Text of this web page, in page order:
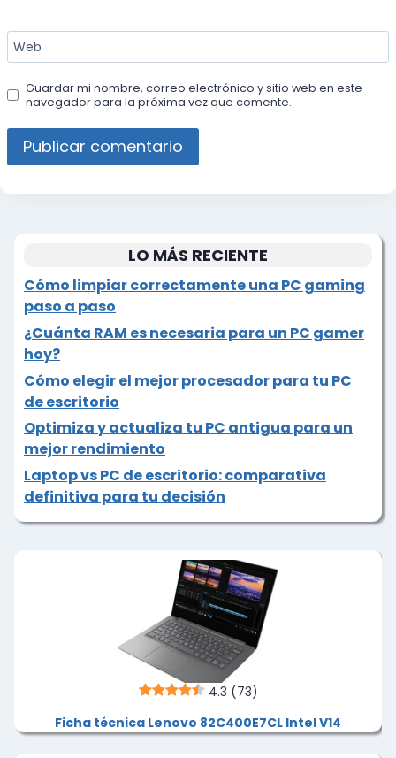
Web
Guardar mi nombre, correo electrónico y sitio web en este
navegador para la próxima vez que comente.
LO MÁS RECIENTE
Cómo limpiar correctamente una PC gaming
paso a paso
¿Cuánta RAM es necesaria para un PC gamer
hoy?
Cómo elegir el mejor procesador para tu PC
de escritorio
Optimiza y actualiza tu PC antigua para un
mejor rendimiento
Laptop vs PC de escritorio: comparativa
definitiva para tu decisión
4.3 (73)
Ficha técnica Lenovo 82C400E7CL Intel V14